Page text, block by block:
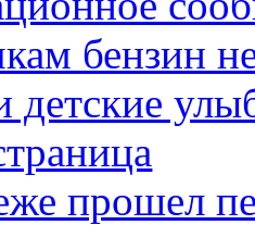
бензин
детские
прошел